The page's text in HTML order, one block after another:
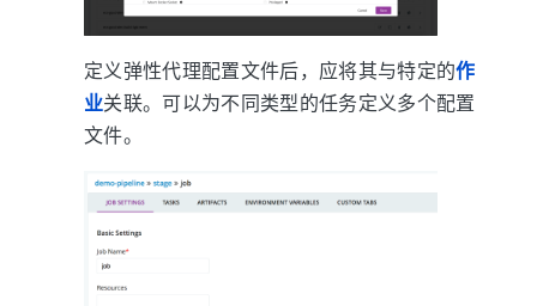
定义弹性代理配置文件后，应将其与特定的作
业关联。可以为不同类型的任务定义多个配置
文件。